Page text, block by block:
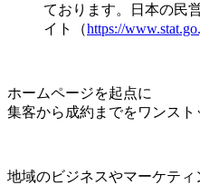
ております。日本の民
イト（https://
ホームページを起点に
集客から成約までをワンスト
地域のビジネスやマーケテ